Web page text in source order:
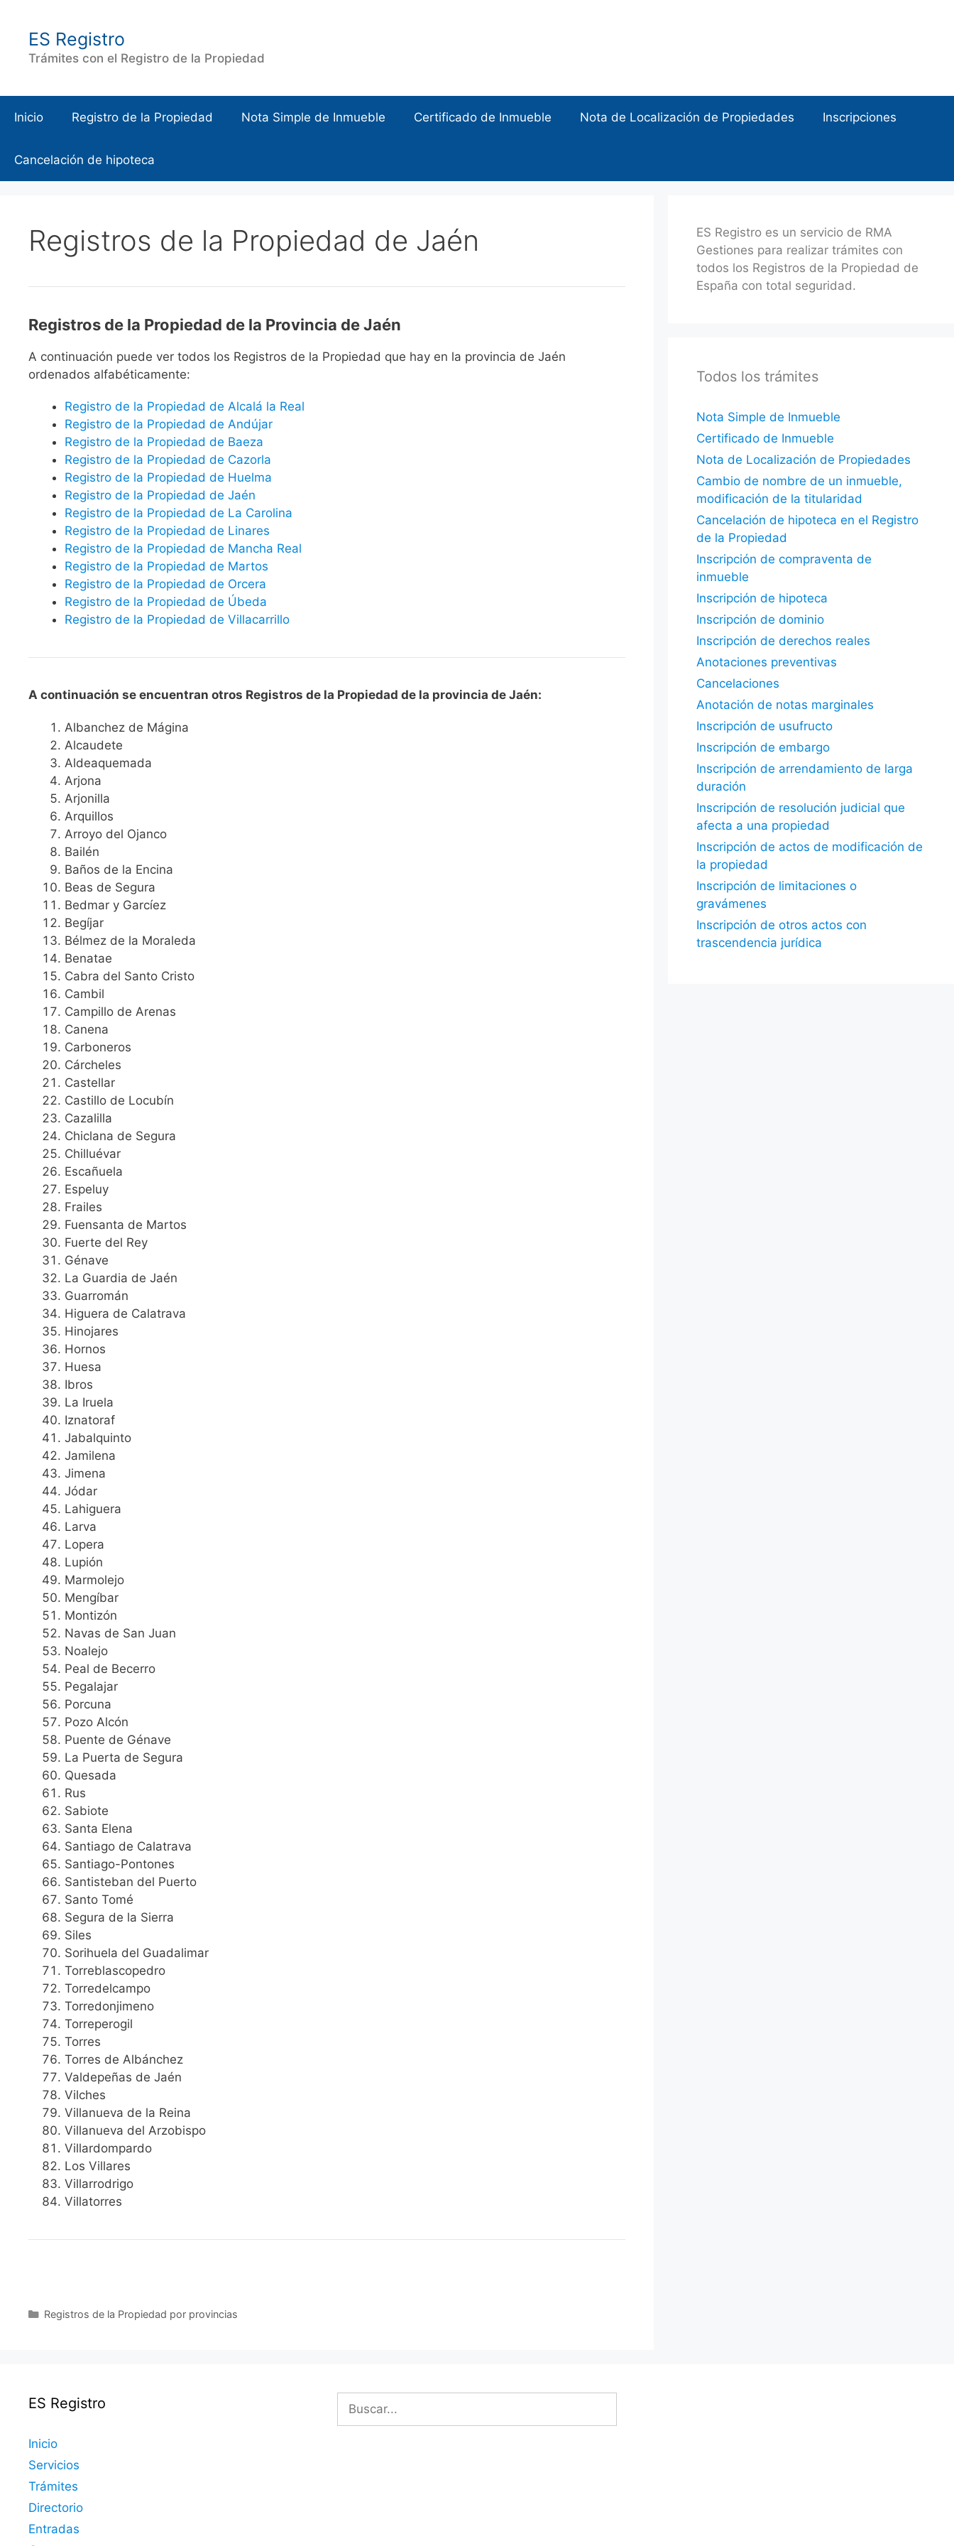
contenidoES Registro
Trámites con el Registro de la Propiedad
Inicio Registro de la Propiedad Nota Simple de Inmueble Certificado de Inmueble Nota de Localización de Propiedades Inscripciones
Cancelación de hipoteca
Registros de la Propiedad de Jaén
Registros de la Propiedad de la Provincia de Jaén
A continuación puede ver todos los Registros de la Propiedad que hay en la provincia de Jaén
ordenados alfabéticamente:
Registro de la Propiedad de Alcalá la Real
Registro de la Propiedad de Andújar
Registro de la Propiedad de Baeza
Registro de la Propiedad de Cazorla
Registro de la Propiedad de Huelma
Registro de la Propiedad de Jaén
Registro de la Propiedad de La Carolina
Registro de la Propiedad de Linares
Registro de la Propiedad de Mancha Real
Registro de la Propiedad de Martos
Registro de la Propiedad de Orcera
Registro de la Propiedad de Úbeda
Registro de la Propiedad de Villacarrillo
A continuación se encuentran otros Registros de la Propiedad de la provincia de Jaén:
Albanchez de Mágina
Alcaudete
Aldeaquemada
Arjona
Arjonilla
Arquillos
Arroyo del Ojanco
Bailén
Baños de la Encina
Beas de Segura
Bedmar y Garcíez
Begíjar
Bélmez de la Moraleda
Benatae
Cabra del Santo Cristo
Cambil
Campillo de Arenas
Canena
Carboneros
Cárcheles
Castellar
Castillo de Locubín
Cazalilla
Chiclana de Segura
Chilluévar
Escañuela
Espeluy
Frailes
Fuensanta de Martos
Fuerte del Rey
Génave
La Guardia de Jaén
Guarromán
Higuera de Calatrava
Hinojares
Hornos
Huesa
Ibros
La Iruela
Iznatoraf
Jabalquinto
Jamilena
Jimena
Jódar
Lahiguera
Larva
Lopera
Lupión
Marmolejo
Mengíbar
Montizón
Navas de San Juan
Noalejo
Peal de Becerro
Pegalajar
Porcuna
Pozo Alcón
Puente de Génave
La Puerta de Segura
Quesada
Rus
Sabiote
Santa Elena
Santiago de Calatrava
Santiago-Pontones
Santisteban del Puerto
Santo Tomé
Segura de la Sierra
Siles
Sorihuela del Guadalimar
Torreblascopedro
Torredelcampo
Torredonjimeno
Torreperogil
Torres
Torres de Albánchez
Valdepeñas de Jaén
Vilches
Villanueva de la Reina
Villanueva del Arzobispo
Villardompardo
Los Villares
Villarrodrigo
Villatorres
Categorías
Registros de la Propiedad por provincias
ES Registro es un servicio de RMA
Gestiones para realizar trámites con
todos los Registros de la Propiedad de
España con total seguridad.
Todos los trámites
Nota Simple de Inmueble
Certificado de Inmueble
Nota de Localización de Propiedades
Cambio de nombre de un inmueble,
modificación de la titularidad
Cancelación de hipoteca en el Registro
de la Propiedad
Inscripción de compraventa de
inmueble
Inscripción de hipoteca
Inscripción de dominio
Inscripción de derechos reales
Anotaciones preventivas
Cancelaciones
Anotación de notas marginales
Inscripción de usufructo
Inscripción de embargo
Inscripción de arrendamiento de larga
duración
Inscripción de resolución judicial que
afecta a una propiedad
Inscripción de actos de modificación de
la propiedad
Inscripción de limitaciones o
gravámenes
Inscripción de otros actos con
trascendencia jurídica
ES Registro
Inicio
Servicios
Trámites
Directorio
Entradas